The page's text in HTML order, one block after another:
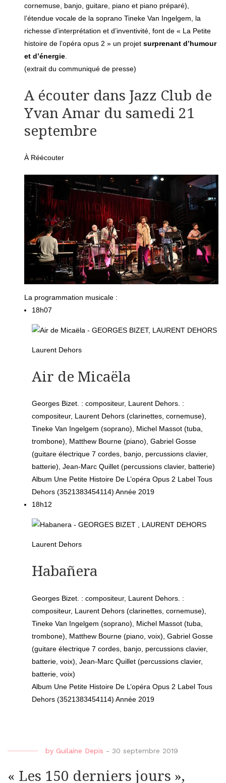
cornemuse, banjo, guitare, piano et piano préparé),
l’étendue vocale de la soprano Tineke Van Ingelgem, la
richesse d’interprétation et d’inventivité, font de « La Petite
histoire de l’opéra opus 2 » un projet surprenant d’humour
et d’énergie.
(extrait du communiqué de presse)
A écouter dans Jazz Club de
Yvan Amar du samedi 21
septembre
À Réécouter
La programmation musicale :
18h07
Laurent Dehors
Air de Micaëla
Georges Bizet. : compositeur, Laurent Dehors. :
compositeur, Laurent Dehors (clarinettes, cornemuse),
Tineke Van Ingelgem (soprano), Michel Massot (tuba,
trombone), Matthew Bourne (piano), Gabriel Gosse
(guitare électrique 7 cordes, banjo, percussions clavier,
batterie), Jean-Marc Quillet (percussions clavier, batterie)
Album Une Petite Histoire De L’opéra Opus 2 Label Tous
Dehors (3521383454114) Année 2019
18h12
Laurent Dehors
Habañera
Georges Bizet. : compositeur, Laurent Dehors. :
compositeur, Laurent Dehors (clarinettes, cornemuse),
Tineke Van Ingelgem (soprano), Michel Massot (tuba,
trombone), Matthew Bourne (piano, voix), Gabriel Gosse
(guitare électrique 7 cordes, banjo, percussions clavier,
batterie, voix), Jean-Marc Quillet (percussions clavier,
batterie, voix)
Album Une Petite Histoire De L’opéra Opus 2 Label Tous
Dehors (3521383454114) Année 2019
by Guilaine Depis - 30 septembre 2019
« Les 150 derniers jours »,